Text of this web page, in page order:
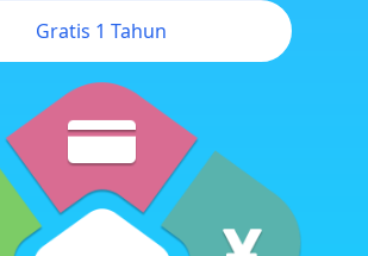
iPhone
Hak Akses yang Fleksibel
Gratis 1 Tahun